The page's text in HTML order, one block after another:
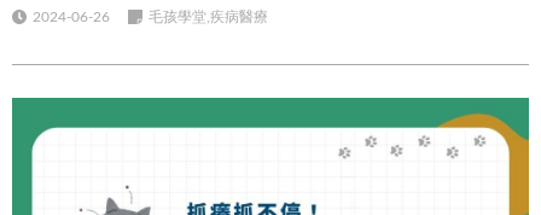
2024-06-26 毛孩學堂,疾病醫療